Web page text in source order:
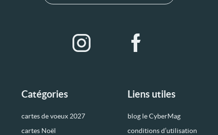
Catégories
cartes de voeux 2027
cartes Noël
Liens utiles
blog le CyberMag
conditions d’utilisation